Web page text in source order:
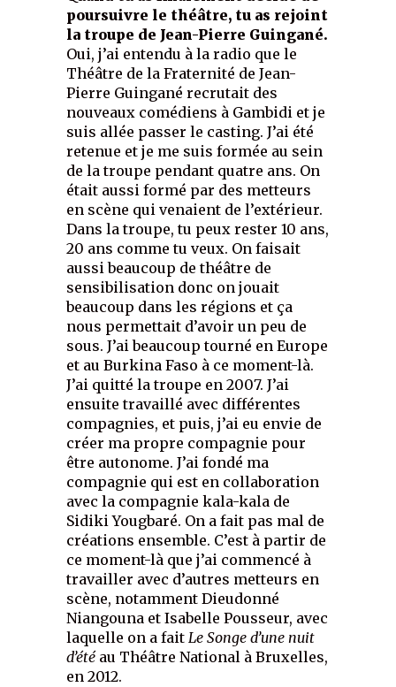
poursuivre le théâtre, tu as rejoint
la troupe de Jean-Pierre Guingané.
Oui, j’ai entendu à la radio que le
Théâtre de la Fraternité de Jean-
Pierre Guingané recrutait des
nouveaux comédiens à Gambidi et je
suis allée passer le casting. J’ai été
retenue et je me suis formée au sein
de la troupe pendant quatre ans. On
était aussi formé par des metteurs
en scène qui venaient de l’extérieur.
Dans la troupe, tu peux rester 10 ans,
20 ans comme tu veux. On faisait
aussi beaucoup de théâtre de
sensibilisation donc on jouait
beaucoup dans les régions et ça
nous permettait d’avoir un peu de
sous. J’ai beaucoup tourné en Europe
et au Burkina Faso à ce moment-là.
J’ai quitté la troupe en 2007. J’ai
ensuite travaillé avec différentes
compagnies, et puis, j’ai eu envie de
créer ma propre compagnie pour
être autonome. J’ai fondé ma
compagnie qui est en collaboration
avec la compagnie kala-kala de
Sidiki Yougbaré. On a fait pas mal de
créations ensemble. C’est à partir de
ce moment-là que j’ai commencé à
travailler avec d’autres metteurs en
scène, notamment Dieudonné
Niangouna et Isabelle Pousseur, avec
laquelle on a fait Le Songe d’une nuit
d’étéau Théâtre National à Bruxelles,
en 2012.